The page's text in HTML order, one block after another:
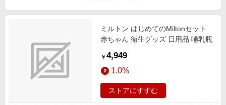
ミルトン はじめてのMiltonセット
赤ちゃん 衛生グッズ 日用品 哺乳瓶
￥ 4,949
1.0%
ストアにすすむ